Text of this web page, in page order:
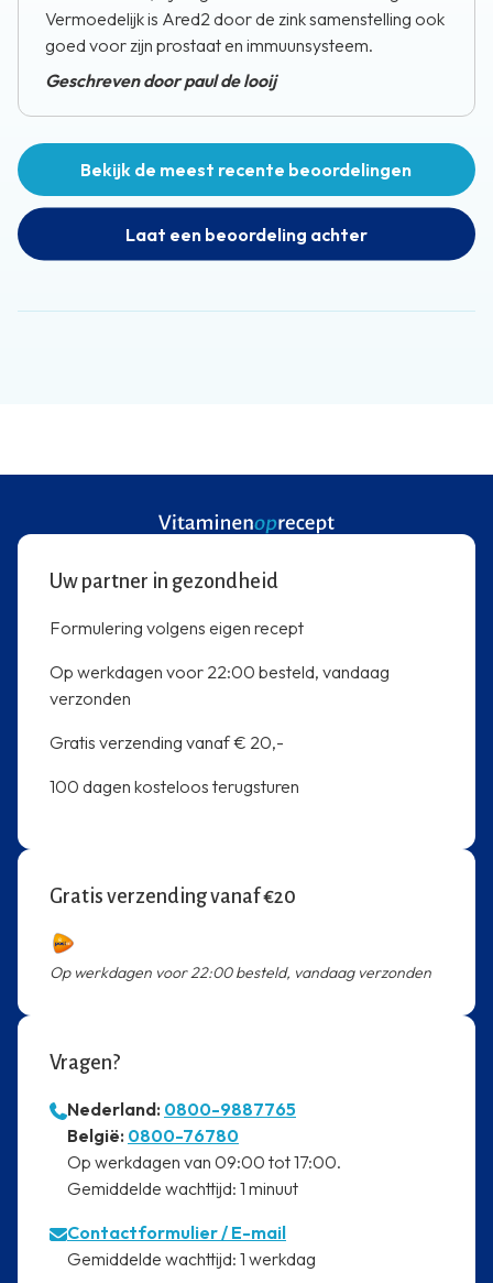
Vermoedelijk is Ared2 door de zink samenstelling ook
goed voor zijn prostaat en immuunsysteem.
Geschreven door paul de looij
Bekijk de meest recente beoordelingen
Laat een beoordeling achter
Uw partner in gezondheid
Formulering volgens eigen recept
Op werkdagen voor 22:00 besteld, vandaag
verzonden
Gratis verzending vanaf € 20,-
100 dagen kosteloos terugsturen
Gratis verzending vanaf €20
Op werkdagen voor 22:00 besteld, vandaag verzonden
Vragen?
Nederland: 0800-9887765
⁠België: 0800-76780
⁠Op werkdagen van 09:00 tot 17:00.
⁠Gemiddelde wachttijd: 1 minuut
Contactformulier/ E-mail
⁠Gemiddelde wachttijd: 1 werkdag